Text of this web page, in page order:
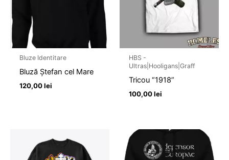
Bluze Identitare
Bluză Ștefan cel Mare
120,00lei
HBS -
Ultras|Hooligans|Graff
Tricou “1918”
100,00lei